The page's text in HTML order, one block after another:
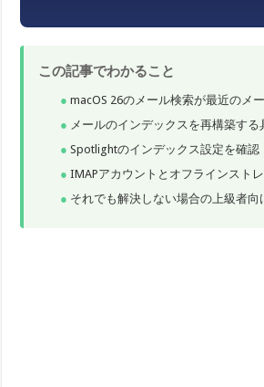
この記事でわかること
macOS 26のメール検索が最近のメ
メールのインデックスを再構築する
Spotlightのインデックス設定を確認
IMAPアカウントとオフラインスト
それでも解決しない場合の上級者向